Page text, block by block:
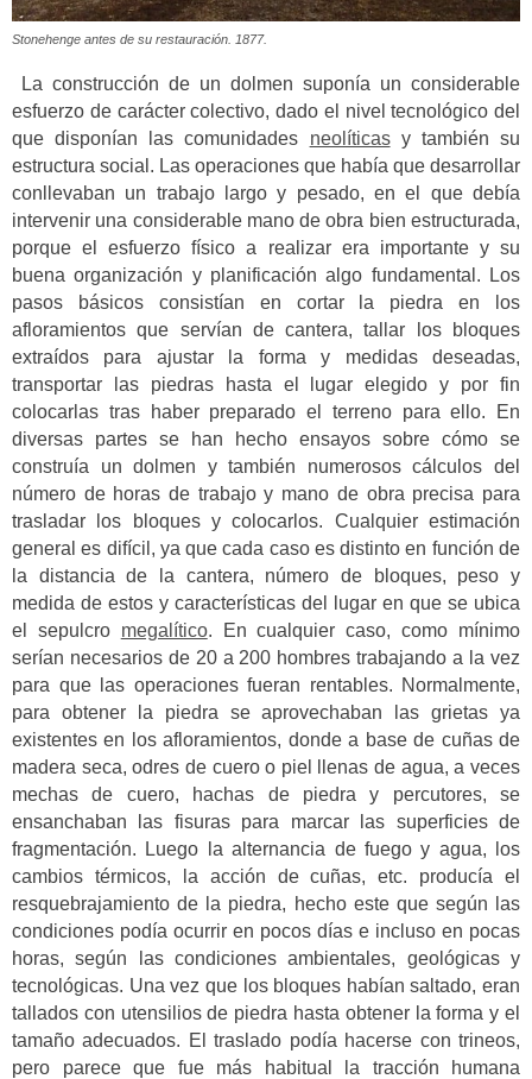
Stonehenge antes de su restauración. 1877.
La construcción de un dolmen suponía un considerable
esfuerzo de carácter colectivo, dado el nivel tecnológico del
que disponían las comunidades neolíticasy también su
estructura social. Las operaciones que había que desarrollar
conllevaban un trabajo largo y pesado, en el que debía
intervenir una considerable mano de obra bien estructurada,
porque el esfuerzo físico a realizar era importante y su
buena organización y planificación algo fundamental. Los
pasos básicos consistían en cortar la piedra en los
afloramientos que servían de cantera, tallar los bloques
extraídos para ajustar la forma y medidas deseadas,
transportar las piedras hasta el lugar elegido y por fin
colocarlas tras haber preparado el terreno para ello. En
diversas partes se han hecho ensayos sobre cómo se
construía un dolmen y también numerosos cálculos del
número de horas de trabajo y mano de obra precisa para
trasladar los bloques y colocarlos. Cualquier estimación
general es difícil, ya que cada caso es distinto en función de
la distancia de la cantera, número de bloques, peso y
medida de estos y características del lugar en que se ubica
el sepulcro megalítico. En cualquier caso, como mínimo
serían necesarios de 20 a 200 hombres trabajando a la vez
para que las operaciones fueran rentables. Normalmente,
para obtener la piedra se aprovechaban las grietas ya
existentes en los afloramientos, donde a base de cuñas de
madera seca, odres de cuero o piel llenas de agua, a veces
mechas de cuero, hachas de piedra y percutores, se
ensanchaban las fisuras para marcar las superficies de
fragmentación. Luego la alternancia de fuego y agua, los
cambios térmicos, la acción de cuñas, etc. producía el
resquebrajamiento de la piedra, hecho este que según las
condiciones podía ocurrir en pocos días e incluso en pocas
horas, según las condiciones ambientales, geológicas y
tecnológicas. Una vez que los bloques habían saltado, eran
tallados con utensilios de piedra hasta obtener la forma y el
tamaño adecuados. El traslado podía hacerse con trineos,
pero parece que fue más habitual la tracción humana